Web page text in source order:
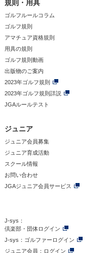
規則・用具
ゴルフルールコラム
ゴルフ規則
アマチュア資格規則
用具の規則
ゴルフ規則動画
出版物のご案内
2023年ゴルフ規則
2023年ゴルフ規則詳説
JGAルールテスト
ジュニア
ジュニア会員募集
ジュニア育成活動
スクール情報
お問い合わせ
JGAジュニア会員サービス
J-sys：
倶楽部・団体ログイン
J-sys：ゴルファーログイン
ジュニア会員：ログイン